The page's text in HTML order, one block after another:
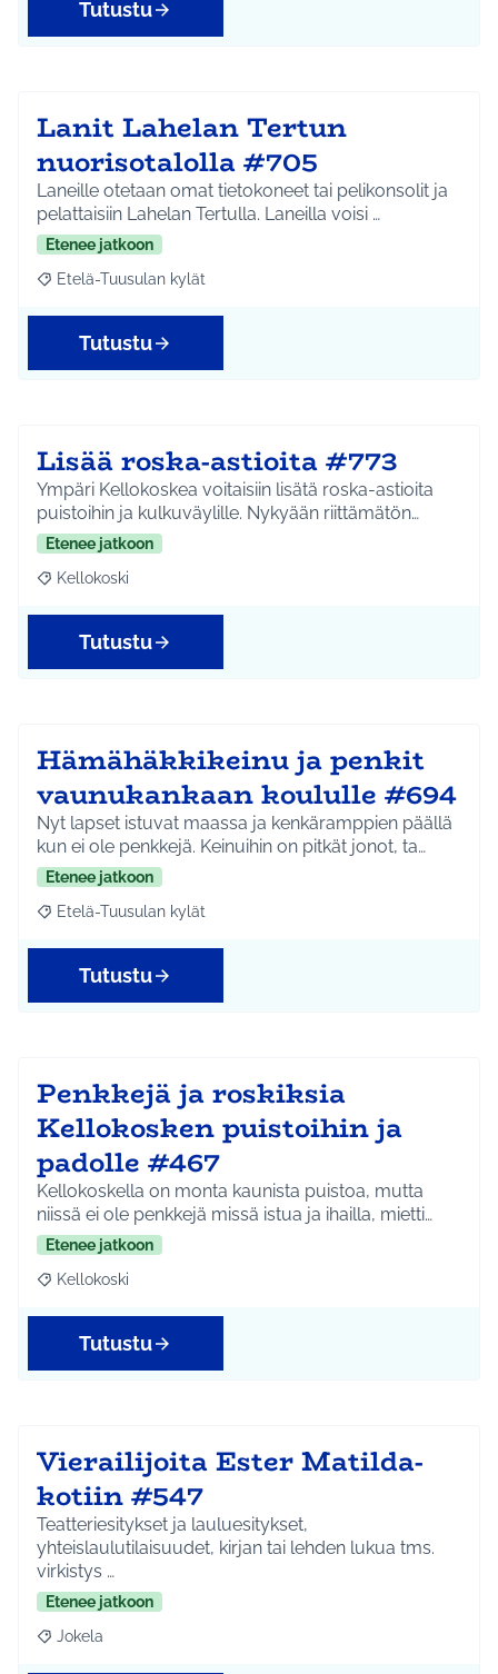
Tutustu
Lanit Lahelan Tertun
nuorisotalolla #705
Laneille otetaan omat tietokoneet tai pelikonsolit ja
pelattaisiin Lahelan Tertulla. Laneilla voisi …
Etenee jatkoon
Rajaa tulokset aihepiirin mukaan: Etelä-Tuusulan kylät
Etelä-Tuusulan kylät
Tutustu
Lisää roska-astioita #773
Ympäri Kellokoskea voitaisiin lisätä roska-astioita
puistoihin ja kulkuväylille. Nykyään riittämätön…
Etenee jatkoon
Rajaa tulokset aihepiirin mukaan: Kellokoski
Kellokoski
Tutustu
Hämähäkkikeinu ja penkit
vaunukankaan koululle #694
Nyt lapset istuvat maassa ja kenkäramppien päällä
kun ei ole penkkejä. Keinuihin on pitkät jonot, ta…
Etenee jatkoon
Rajaa tulokset aihepiirin mukaan: Etelä-Tuusulan kylät
Etelä-Tuusulan kylät
Tutustu
Penkkejä ja roskiksia
Kellokosken puistoihin ja
padolle #467
Kellokoskella on monta kaunista puistoa, mutta
niissä ei ole penkkejä missä istua ja ihailla, mietti…
Etenee jatkoon
Rajaa tulokset aihepiirin mukaan: Kellokoski
Kellokoski
Tutustu
Vierailijoita Ester Matilda-
kotiin #547
Teatteriesitykset ja lauluesitykset,
yhteislaulutilaisuudet, kirjan tai lehden lukua tms.
virkistys …
Etenee jatkoon
Rajaa tulokset aihepiirin mukaan: Jokela
Jokela